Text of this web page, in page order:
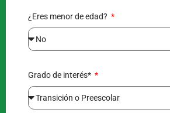
¿Eres menor de edad?
Grado de interés*